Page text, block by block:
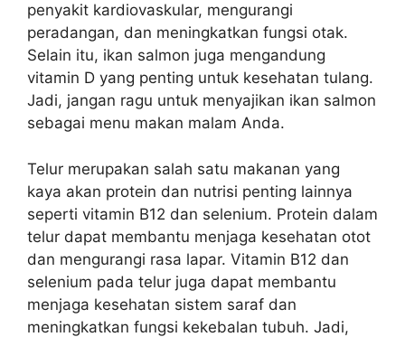
penyakit kardiovaskular, mengurangi
peradangan, dan meningkatkan fungsi otak.
Selain itu, ikan salmon juga mengandung
vitamin D yang penting untuk kesehatan tulang.
Jadi, jangan ragu untuk menyajikan ikan salmon
sebagai menu makan malam Anda.
Telur merupakan salah satu makanan yang
kaya akan protein dan nutrisi penting lainnya
seperti vitamin B12 dan selenium. Protein dalam
telur dapat membantu menjaga kesehatan otot
dan mengurangi rasa lapar. Vitamin B12 dan
selenium pada telur juga dapat membantu
menjaga kesehatan sistem saraf dan
meningkatkan fungsi kekebalan tubuh. Jadi,